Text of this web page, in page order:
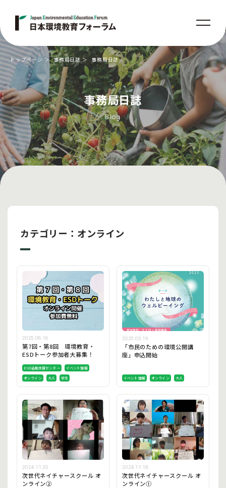
事務局日誌
Blog
トップページ 事務局日誌 事務局日誌
カテゴリー：オンライン
2025.06.16
第7回・第8回 環境教育・
ESDトーク参加者大募集！
ESD活動支援センター
イベント情報
オンライン
大人 学生
2025.05.19
「市民のための環境公開講
座」申込開始
イベント情報 オンライン 大人
2024.11.20
次世代ネイチャースクール オ
ンライン②
2024.11.18
次世代ネイチャースクール オ
ンライン①